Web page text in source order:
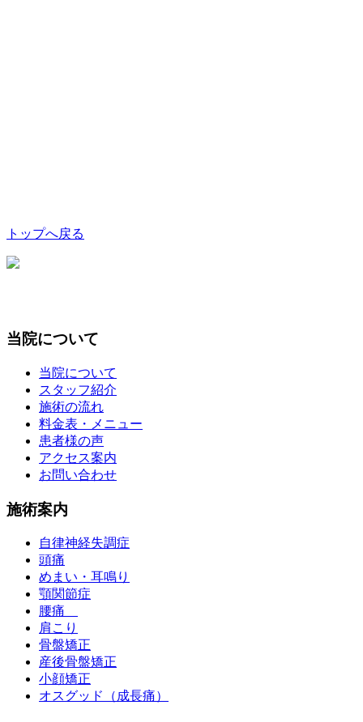
トップへ戻る
当院について
当院について
スタッフ紹介
施術の流れ
料金表・メニュー
患者様の声
アクセス案内
お問い合わせ
施術案内
自律神経失調症
頭痛
めまい・耳鳴り
顎関節症
腰痛
肩こり
骨盤矯正
産後骨盤矯正
小顔矯正
オスグッド（成長痛）